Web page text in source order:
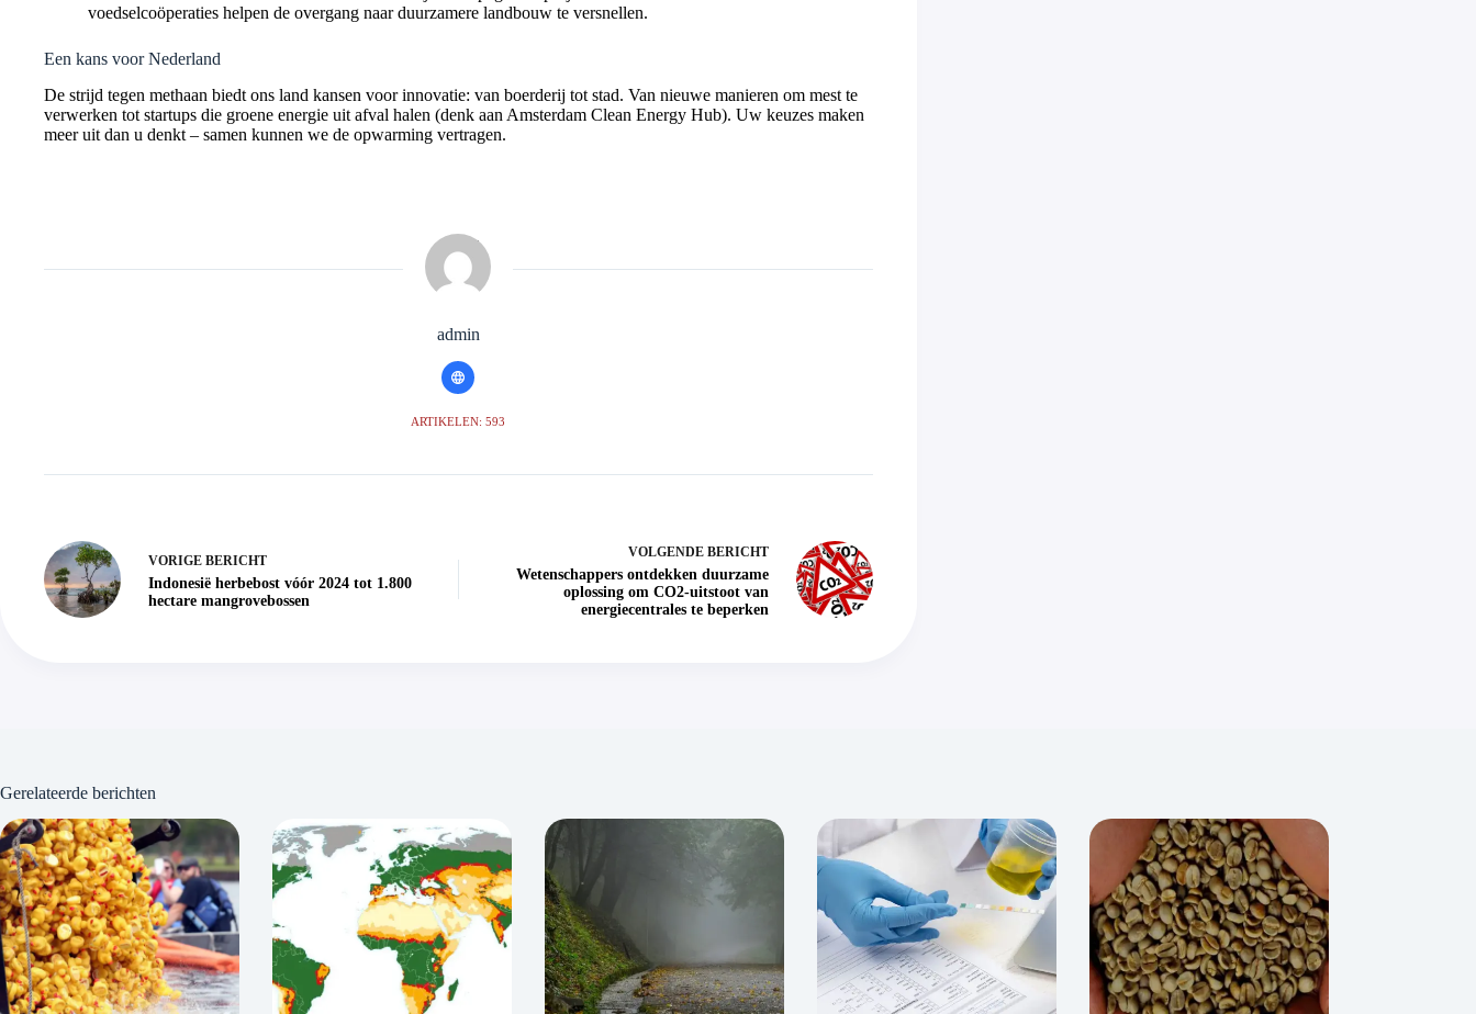
voedselcoöperaties helpen de overgang naar duurzamere landbouw te versnellen.
Een kans voor Nederland
De strijd tegen methaan biedt ons land kansen voor innovatie: van boerderij tot stad. Van nieuwe manieren om mest te
verwerken tot startups die groene energie uit afval halen (denk aan Amsterdam Clean Energy Hub). Uw keuzes maken
meer uit dan u denkt – samen kunnen we de opwarming vertragen.
admin
ARTIKELEN: 593
VORIGE BERICHT
Indonesië herbebost vóór 2024 tot 1.800
hectare mangrovebossen
VOLGENDE BERICHT
Wetenschappers ontdekken duurzame
oplossing om CO2-uitstoot van
energiecentrales te beperken
Gerelateerde berichten